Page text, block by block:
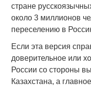
стране
около 3 миллионов
переселению в
Если эта версия
доверительное или
России со стороны
Казахстана, а